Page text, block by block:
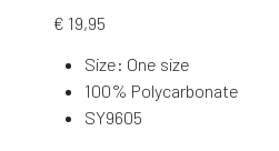
Prijs
€ 19,95
Size: One size
100% Polycarbonate
SY9605